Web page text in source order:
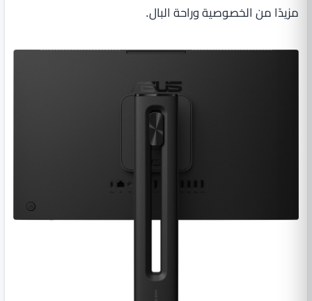
مزيدًا من الخصوصية وراحة البال.